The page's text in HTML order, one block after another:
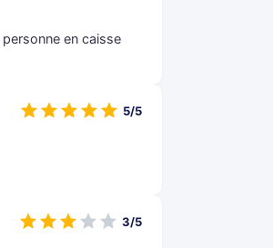
en caisse
5/5
3/5